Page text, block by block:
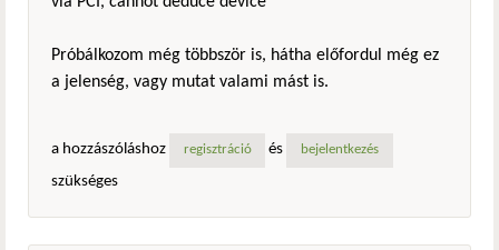
Próbálkozom még többször is, hátha előfordul még ez
a jelenség, vagy mutat valami mást is.
a hozzászóláshoz regisztráció és bejelentkezés
szükséges